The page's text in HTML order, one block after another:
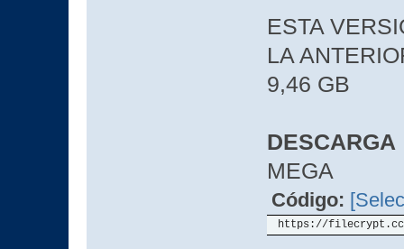
ESTA
LA
9,46 GB
DESCARGA
MEGA
Código:
https://filecrypt.cc/